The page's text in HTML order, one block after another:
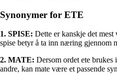
Synonymer for ETE
1. SPISE: Dette er kanskje det
spise betyr å ta inn næring gjennom
2. MATE: Dersom ordet ete brukes
andre, kan mate være et passende